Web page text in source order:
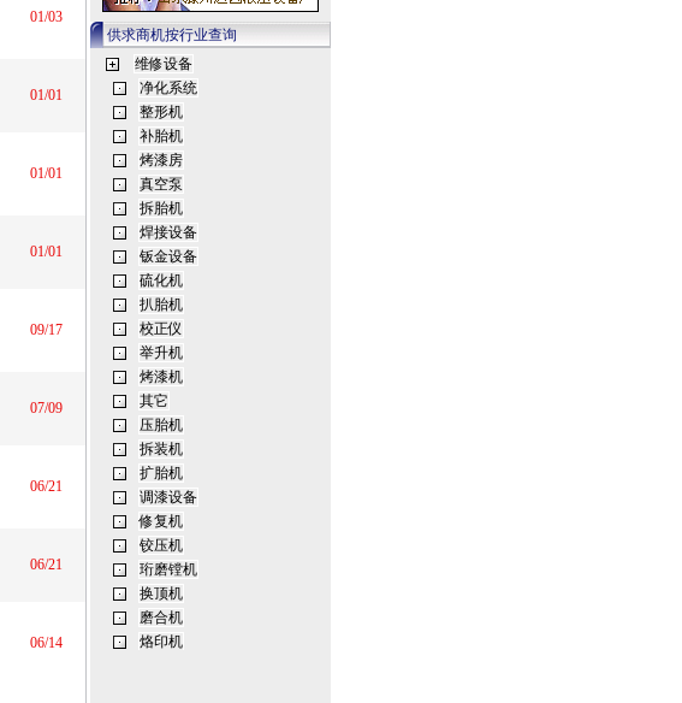
01/03
01/01
01/01
01/01
09/17
07/09
06/21
06/21
06/14
供求商机按行业查询